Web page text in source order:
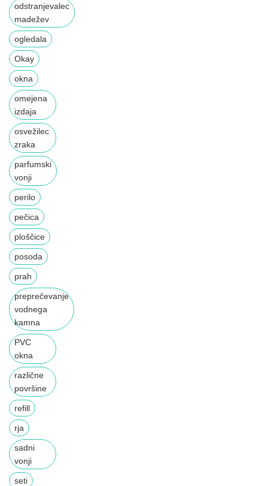
odstranjevalec
madežev
ogledala
Okay
okna
omejena
izdaja
osvežilec
zraka
parfumski
vonji
perilo
pečica
ploščice
posoda
prah
preprečevanje
vodnega
kamna
PVC
okna
različne
površine
refill
rja
sadni
vonji
seti